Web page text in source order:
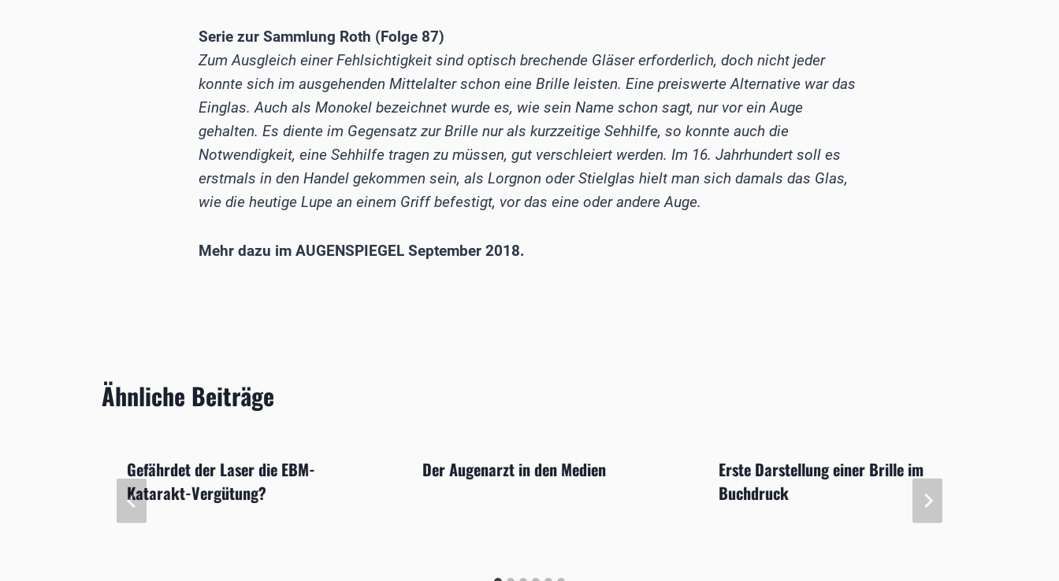
Serie zur Sammlung Roth (Folge 87)
Zum Ausgleich einer Fehlsichtigkeit sind optisch brechende Gläser erforderlich, doch nicht jeder
konnte sich im ausgehenden Mittelalter schon eine Brille leisten. Eine preiswerte Alternative war das
Einglas. Auch als Monokel bezeichnet wurde es, wie sein Name schon sagt, nur vor ein Auge
gehalten. Es diente im Gegensatz zur Brille nur als kurzzeitige Sehhilfe, so konnte auch die
Notwendigkeit, eine Sehhilfe tragen zu müssen, gut verschleiert werden. Im 16. Jahrhundert soll es
erstmals in den Handel gekommen sein, als Lorgnon oder Stielglas hielt man sich damals das Glas,
wie die heutige Lupe an einem Griff befestigt, vor das eine oder andere Auge.
Mehr dazu im AUGENSPIEGEL September 2018.
Ähnliche Beiträge
Gefährdet der Laser die EBM-
Katarakt-Vergütung?
Der Augenarzt in den Medien
Erste Darstellung einer Brille im
Buchdruck